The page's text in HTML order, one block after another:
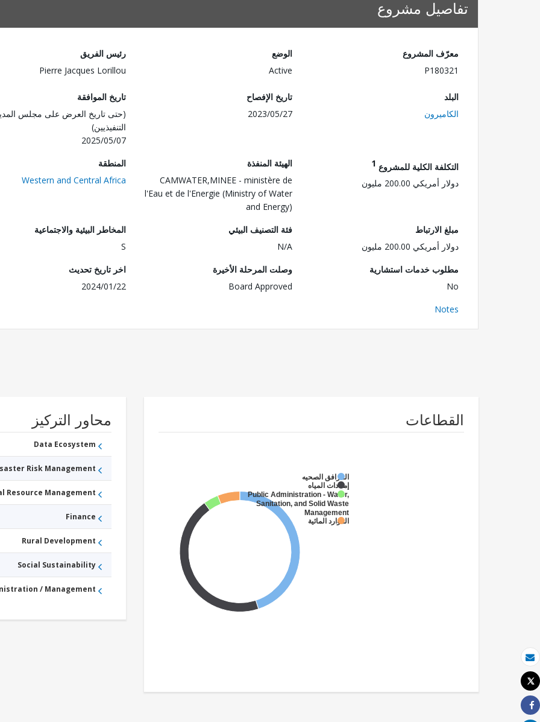
بريد الكتروني
طباعة
Tweet
Share
تفاصيل مشروع
معرّف المشروع
P180321
الوضع
Active
رئيس الفريق
Pierre Jacques Lorillou
البلد
الكاميرون
تاريخ الإفصاح
2023/05/27
تاريخ الموافقة
(حتى تاريخ العرض على مجلس
التنفيذيين)
2025/05/07
التكلفة الكلية للمشروع 1
دولار أمريكي 200.00 مليون
الهيئة المنفذة
CAMWATER,MINEE - ministère de
l'Eau et de l'Energie (Ministry of Water
and Energy)
المنطقة
Western and Central Africa
مبلغ الارتباط
دولار أمريكي 200.00 مليون
فئة التصنيف البيئي
N/A
المخاطر البيئية والاجتماعية
S
مطلوب خدمات استشارية
No
وصلت المرحلة الأخيرة
Board Approved
اخر تاريخ تحديث
2024/01/22
Notes
القطاعات
المرافق الصحيه
إمدادات المياه
Public Administration - Water,
Sanitation, and Solid Waste
Management
الموارد المائية
محاور التركيز
Data Ecosystem
Risk Management
Resource Management
Finance
Rural Development
Social Sustainability
/ Management